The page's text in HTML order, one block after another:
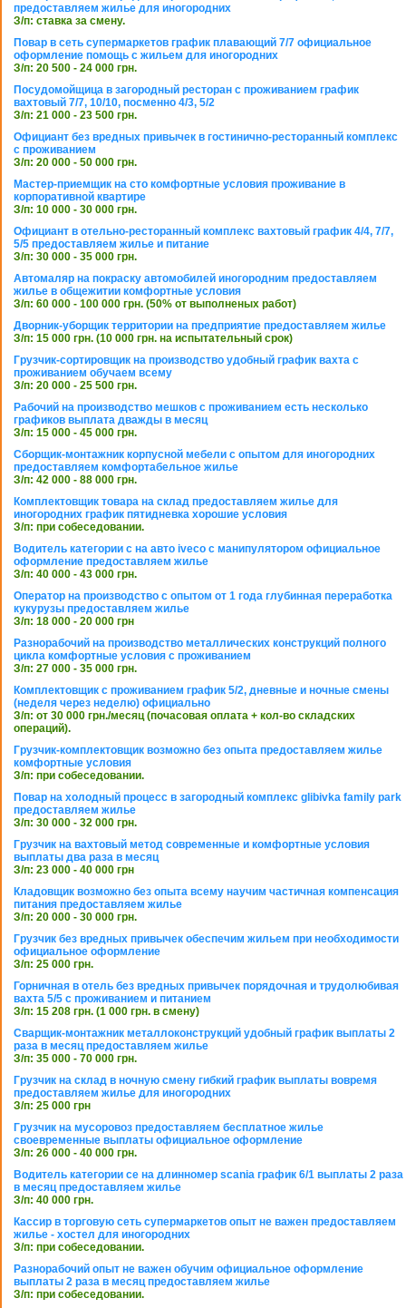
предоставляем жилье для иногородних
З/п: ставка за смену.
Повар в сеть супермаркетов график плавающий 7/7 официальное
оформление помощь с жильем для иногородних
З/п: 20 500 - 24 000 грн.
Посудомойщица в загородный ресторан с проживанием график
вахтовый 7/7, 10/10, посменно 4/3, 5/2
З/п: 21 000 - 23 500 грн.
Официант без вредных привычек в гостинично-ресторанный комплекс
с проживанием
З/п: 20 000 - 50 000 грн.
Мастер-приемщик на сто комфортные условия проживание в
корпоративной квартире
З/п: 10 000 - 30 000 грн.
Официант в отельно-ресторанный комплекс вахтовый график 4/4, 7/7,
5/5 предоставляем жилье и питание
З/п: 30 000 - 35 000 грн.
Автомаляр на покраску автомобилей иногородним предоставляем
жилье в общежитии комфортные условия
З/п: 60 000 - 100 000 грн. (50% от выполненых работ)
Дворник-уборщик территории на предприятие предоставляем жилье
З/п: 15 000 грн. (10 000 грн. на испытательный срок)
Грузчик-сортировщик на производство удобный график вахта с
проживанием обучаем всему
З/п: 20 000 - 25 500 грн.
Рабочий на производство мешков с проживанием есть несколько
графиков выплата дважды в месяц
З/п: 15 000 - 45 000 грн.
Сборщик-монтажник корпусной мебели с опытом для иногородних
предоставляем комфортабельное жилье
З/п: 42 000 - 88 000 грн.
Комплектовщик товара на склад предоставляем жилье для
иногородних график пятидневка хорошие условия
З/п: при собеседовании.
Водитель категории с на авто iveco с манипулятором официальное
оформление предоставляем жилье
З/п: 40 000 - 43 000 грн.
Оператор на производство с опытом от 1 года глубинная переработка
кукурузы предоставляем жилье
З/п: 18 000 - 20 000 грн
Разнорабочий на производство металлических конструкций полного
цикла комфортные условия с проживанием
З/п: 27 000 - 35 000 грн.
Комплектовщик с проживанием график 5/2, дневные и ночные смены
(неделя через неделю) официально
З/п: от 30 000 грн./месяц (почасовая оплата + кол-во складских
операций).
Грузчик-комплектовщик возможно без опыта предоставляем жилье
комфортные условия
З/п: при собеседовании.
Повар на холодный процесс в загородный комплекс glibivka family park
предоставляем жилье
З/п: 30 000 - 32 000 грн.
Грузчик на вахтовый метод современные и комфортные условия
выплаты два раза в месяц
З/п: 23 000 - 40 000 грн
Кладовщик возможно без опыта всему научим частичная компенсация
питания предоставляем жилье
З/п: 20 000 - 30 000 грн.
Грузчик без вредных привычек обеспечим жильем при необходимости
официальное оформление
З/п: 25 000 грн.
Горничная в отель без вредных привычек порядочная и трудолюбивая
вахта 5/5 с проживанием и питанием
З/п: 15 208 грн. (1 000 грн. в смену)
Сварщик-монтажник металлоконструкций удобный график выплаты 2
раза в месяц предоставляем жилье
З/п: 35 000 - 70 000 грн.
Грузчик на склад в ночную смену гибкий график выплаты вовремя
предоставляем жилье для иногородних
З/п: 25 000 грн
Грузчик на мусоровоз предоставляем бесплатное жилье
своевременные выплаты официальное оформление
З/п: 26 000 - 40 000 грн.
Водитель категории се на длинномер scania график 6/1 выплаты 2 раза
в месяц предоставляем жилье
З/п: 40 000 грн.
Кассир в торговую сеть супермаркетов опыт не важен предоставляем
жилье - хостел для иногородних
З/п: при собеседовании.
Разнорабочий опыт не важен обучим официальное оформление
выплаты 2 раза в месяц предоставляем жилье
З/п: при собеседовании.